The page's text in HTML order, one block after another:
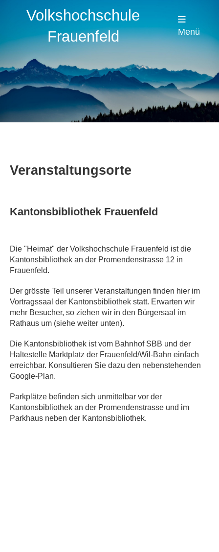
Volkshochschule
Frauenfeld
Menü
Veranstaltungsorte
Kantonsbibliothek Frauenfeld
Die "Heimat" der Volkshochschule Frauenfeld ist die
Kantonsbibliothek an der Promendenstrasse 12 in
Frauenfeld.
Der grösste Teil unserer Veranstaltungen finden hier im
Vortragssaal der Kantonsbibliothek statt. Erwarten wir
mehr Besucher, so ziehen wir in den Bürgersaal im
Rathaus um (siehe weiter unten).
Die Kantonsbibliothek ist vom Bahnhof SBB und der
Haltestelle Marktplatz der Frauenfeld/Wil-Bahn einfach
erreichbar. Konsultieren Sie dazu den nebenstehenden
Google-Plan.
Parkplätze befinden sich unmittelbar vor der
Kantonsbibliothek an der Promendenstrasse und im
Parkhaus neben der Kantonsbibliothek.